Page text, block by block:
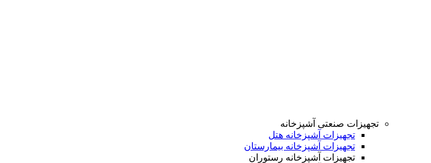
تجهیزات صنعتی آشپزخانه
تجهیزات آشپزخانه هتل
تجهیزات آشپزخانه بیمارستان
تجهیزات آشپزخانه رستوران